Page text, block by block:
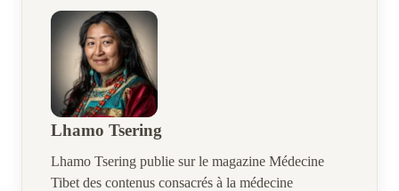
Lhamo Tsering
Lhamo Tsering publie sur le magazine Médecine
Tibet des contenus consacrés à la médecine